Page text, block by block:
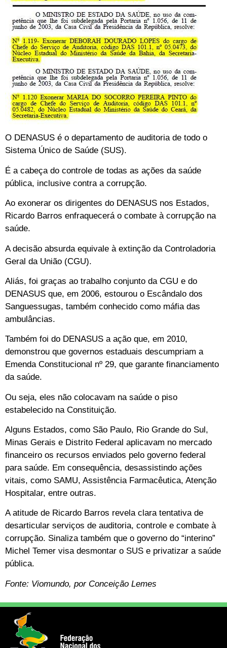
O DENASUS é o departamento de auditoria de todo o
Sistema Único de Saúde (SUS).
É a cabeça do controle de todas as ações da saúde
pública, inclusive contra a corrupção.
Ao exonerar os dirigentes do DENASUS nos Estados,
Ricardo Barros enfraquecerá o combate à corrupção na
saúde.
A decisão absurda equivale à extinção da Controladoria
Geral da União (CGU).
Aliás, foi graças ao trabalho conjunto da CGU e do
DENASUS que, em 2006, estourou o Escândalo dos
Sanguessugas, também conhecido como máfia das
ambulâncias.
Também foi do DENASUS a ação que, em 2010,
demonstrou que governos estaduais descumpriam a
Emenda Constitucional nº 29, que garante financiamento
da saúde.
Ou seja, eles não colocavam na saúde o piso
estabelecido na Constituição.
Alguns Estados, como São Paulo, Rio Grande do Sul,
Minas Gerais e Distrito Federal aplicavam no mercado
financeiro os recursos enviados pelo governo federal
para saúde. Em consequência, desassistindo ações
vitais, como SAMU, Assistência Farmacêutica, Atenção
Hospitalar, entre outras.
A atitude de Ricardo Barros revela clara tentativa de
desarticular serviços de auditoria, controle e combate à
corrupção. Sinaliza também que o governo do “interino”
Michel Temer visa desmontar o SUS e privatizar a saúde
pública.
Fonte: Viomundo, por Conceição Lemes